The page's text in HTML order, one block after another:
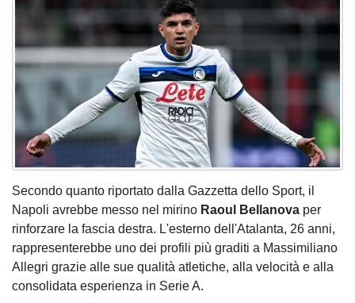
Secondo quanto riportato dalla Gazzetta dello Sport, il
Napoli avrebbe messo nel mirino Raoul Bellanova per
rinforzare la fascia destra. L'esterno dell'Atalanta, 26 anni,
rappresenterebbe uno dei profili più graditi a Massimiliano
Allegri grazie alle sue qualità atletiche, alla velocità e alla
consolidata esperienza in Serie A.